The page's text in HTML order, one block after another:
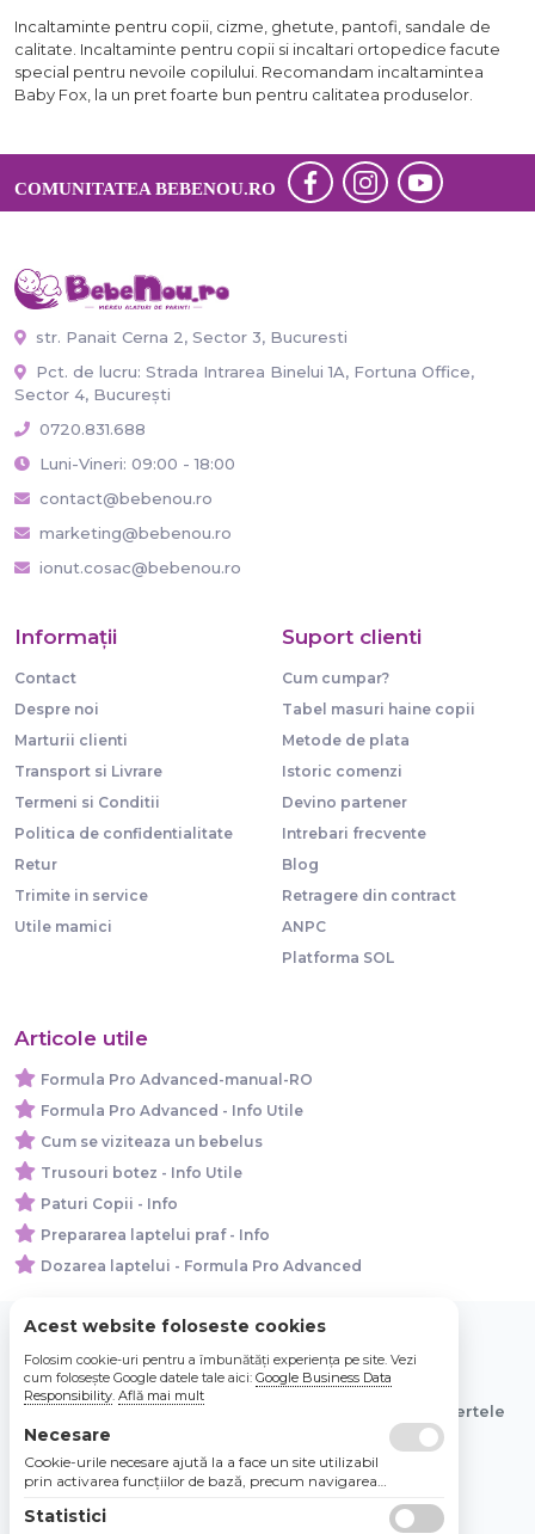
Incaltaminte pentru copii, cizme, ghetute, pantofi, sandale de
calitate. Incaltaminte pentru copii si incaltari ortopedice facute
special pentru nevoile copilului. Recomandam incaltamintea
Baby Fox, la un pret foarte bun pentru calitatea produselor.
COMUNITATEA BEBENOU.RO
str. Panait Cerna 2, Sector 3, Bucuresti
Pct. de lucru: Strada Intrarea Binelui 1A, Fortuna Office,
Sector 4, București
0720.831.688
Luni-Vineri: 09:00 - 18:00
contact@bebenou.ro
marketing@bebenou.ro
ionut.cosac@bebenou.ro
Informaţii
Contact
Despre noi
Marturii clienti
Transport si Livrare
Termeni si Conditii
Politica de confidentialitate
Retur
Trimite in service
Utile mamici
Suport clienti
Cum cumpar?
Tabel masuri haine copii
Metode de plata
Istoric comenzi
Devino partener
Intrebari frecvente
Blog
Retragere din contract
ANPC
Platforma SOL
Articole utile
Formula Pro Advanced-manual-RO
Formula Pro Advanced - Info Utile
Cum se viziteaza un bebelus
Trusouri botez - Info Utile
Paturi Copii - Info
Prepararea laptelui praf - Info
Dozarea laptelui - Formula Pro Advanced
© 2026 Bebe Nou Online Store SRL
Toate preturile sunt exprimate in lei si includ tva. Ofertele
sunt valabile in limita stocului disponibil.
Acest website foloseste cookies
Folosim cookie-uri pentru a îmbunătăți experiența pe site. Vezi
cum folosește Google datele tale aici: Google Business Data
Responsibility. Află mai mult
Necesare
Cookie-urile necesare ajută la a face un site utilizabil
prin activarea funcţiilor de bază, precum navigarea
Site-ul nu poate funcţiona corespunzător fără aceste
Statistici